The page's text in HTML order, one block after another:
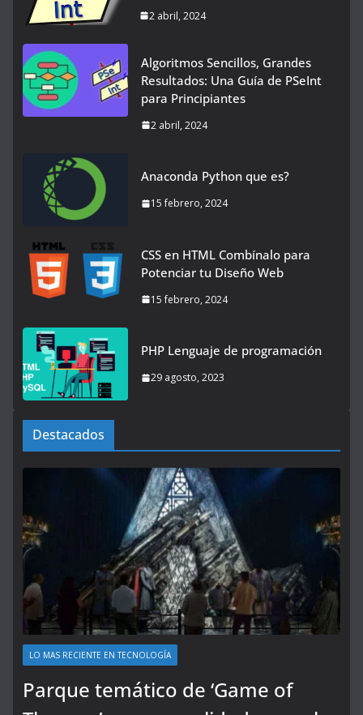
2 abril, 2024
Algoritmos Sencillos, Grandes
Resultados: Una Guía de PSeInt
para Principiantes
2 abril, 2024
Anaconda Python que es?
15 febrero, 2024
CSS en HTML Combínalo para
Potenciar tu Diseño Web
15 febrero, 2024
PHP Lenguaje de programación
29 agosto, 2023
Destacados
LO MAS RECIENTE EN TECNOLOGÍA
Parque temático de ‘Game of